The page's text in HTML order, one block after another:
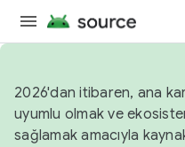
2026'dan itibaren, ana
uyumlu olmak ve
sağlamak amacıyla